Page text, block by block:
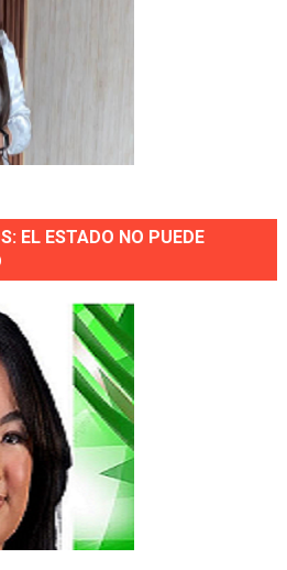
EL ESTADO NO PUEDE